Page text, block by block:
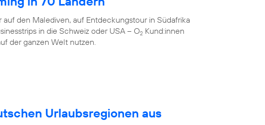
den Malediven, auf Entdeckungstour in Südafrika
in die Schweiz oder USA – O2 Kund:innen
der ganzen Welt nutzen.
Urlaubsregionen aus